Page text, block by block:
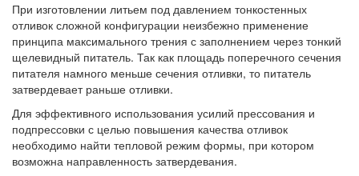
При изготовлении литьем под давлением тонкостенных
отливок сложной конфигурации неизбежно применение
принципа максимального трения с заполнением через тонкий
щелевидный питатель. Так как площадь поперечного сечения
питателя намного меньше сечения отливки, то питатель
затвердевает раньше отливки.
Для эффективного использования усилий прессования и
подпрессовки с целью повышения качества отливок
необходимо найти тепловой режим формы, при котором
возможна направленность затвердевания.